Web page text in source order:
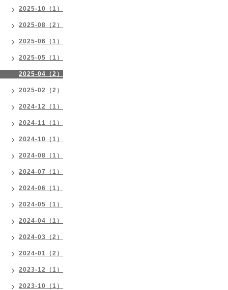
2025-10（1）
2025-08（2）
2025-06（1）
2025-05（1）
2025-04（2）
2025-02（2）
2024-12（1）
2024-11（1）
2024-10（1）
2024-08（1）
2024-07（1）
2024-06（1）
2024-05（1）
2024-04（1）
2024-03（2）
2024-01（2）
2023-12（1）
2023-10（1）